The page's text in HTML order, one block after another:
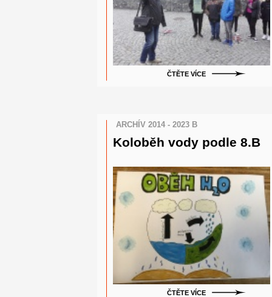
ČTĚTE VÍCE
ARCHÍV 2014 - 2023 B
Koloběh vody podle 8.B
ČTĚTE VÍCE